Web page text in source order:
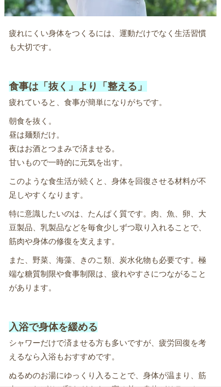
疲れにくい身体をつくるには、運動だけでなく生活習慣
も大切です。
食事は「抜く」より「整える」
疲れていると、食事が簡単になりがちです。
朝食を抜く。
昼は麺類だけ。
夜はお酒とつまみで済ませる。
甘いもので一時的に元気を出す。
このような食生活が続くと、身体を回復させる材料が不
足しやすくなります。
特に意識したいのは、たんぱく質です。肉、魚、卵、大
豆製品、乳製品などを毎食少しずつ取り入れることで、
筋肉や身体の修復を支えます。
また、野菜、海藻、きのこ類、炭水化物も必要です。極
端な糖質制限や食事制限は、疲れやすさにつながること
があります。
入浴で身体を緩める
シャワーだけで済ませる方も多いですが、疲労回復を考
えるなら入浴もおすすめです。
ぬるめのお湯にゆっくり入ることで、身体が温まり、筋